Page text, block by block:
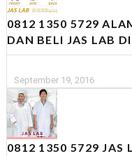
0812 1350 5729
DAN BELI JAS LAB
September 19, 2016
0812 1350 5729 JAS